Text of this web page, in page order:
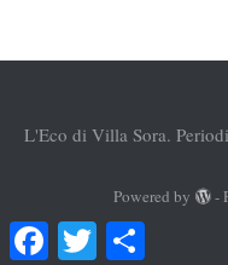
L'Eco di Villa Sora.
Powered by -
FacebookTwitter